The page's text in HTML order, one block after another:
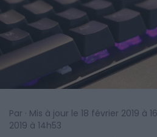
Par · Mis à jour le 18 février 2019 à
2019 à 14h53